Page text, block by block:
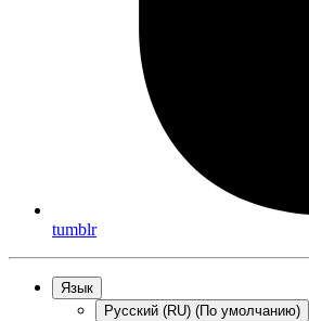
tumblr
Язык
Русский (RU) (По умолчанию)